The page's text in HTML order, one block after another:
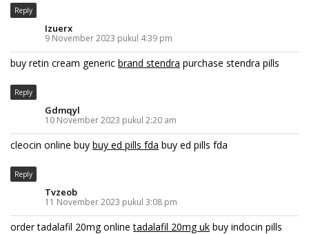
Reply
Izuerx
9 November 2023 pukul 4:39 pm
buy retin cream generic brand stendra purchase stendra pills
Reply
Gdmqyl
10 November 2023 pukul 2:20 am
cleocin online buy buy ed pills fda buy ed pills fda
Reply
Tvzeob
11 November 2023 pukul 3:08 pm
order tadalafil 20mg onlinetadalafil 20mg uk buy indocin pills